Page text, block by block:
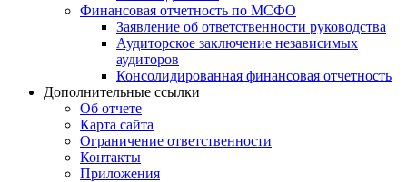
Финансовая отчетность по МСФО
Заявление об ответственности руководства
Аудиторское заключение независимых
аудиторов
Консолидированная финансовая отчетность
Дополнительные ссылки
Об отчете
Карта сайта
Ограничение ответственности
Контакты
Приложения